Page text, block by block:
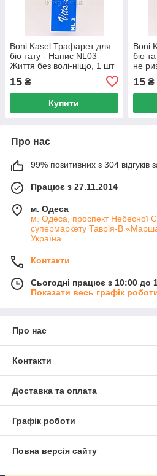
Boni Kasel Трафарет для
біо тату - Напис NL03
Життя без волі-ніщо, 1 шт
15 ₴
Купити
Boni
біо
не
15₴
Про нас
99% позитивних з 304 відгуків
Працює з 27.11.2014
м. Одеса
м. Одеса, проспект Небесної
супермаркету Таврія-В
Україна
Контакти
Сьогодні працює з 10:00 до
Показати весь графік
Про нас
Контакти
Доставка та оплата
Графік роботи
Повна версія сайту